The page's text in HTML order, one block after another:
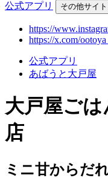
公式アプリ その他サイ
https://
https://x.com/
公式アプリ
あばうと大戸屋
大戸屋ご
店
ミニ甘からだ